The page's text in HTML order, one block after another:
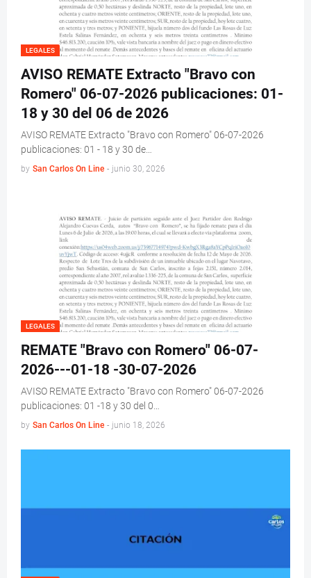
LEGALES
AVISO REMATE Extracto "Bravo con
Romero" 06-07-2026 publicaciones: 01-
18 y 30 del 06 de 2026
AVISO REMATE Extracto "Bravo con Romero" 06-07-2026
publicaciones: 01 - 18 y 30 de…
by San Carlos On Line - junio 30, 2026
LEGALES
REMATE "Bravo con Romero" 06-07-
2026---01-18 -30-07-2026
AVISO REMATE Extracto "Bravo con Romero" 06-07-2026
publicaciones: 01 -18 y 30 del 0…
by San Carlos On Line - junio 18, 2026